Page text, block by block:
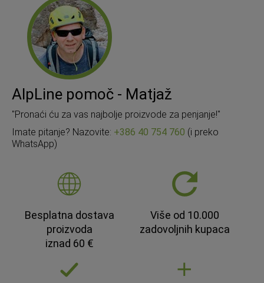
AlpLine pomoč - Matjaž
"Pronaći ću za vas najbolje proizvode za penjanje!"
Imate pitanje? Nazovite: +386 40 754 760 (i preko
WhatsApp)
Besplatna dostava
proizvoda
iznad 60 €
Više od 10.000
zadovoljnih kupaca